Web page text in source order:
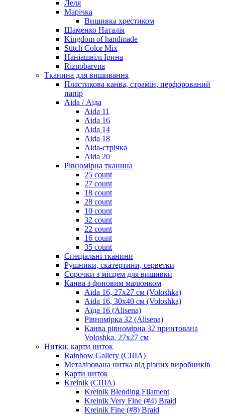
Леля
Марічка
Вишивка хрестиком
Шаменко Наталія
Kingdom of handmade
Stitch Color Mix
Наніашвілі Ірина
Riznobarvna
Тканина для вишивання
Пластикова канва, страмін, перфорований
папір
Aida / Аіда
Aida 11
Aida 16
Aida 14
Aida 18
Aida-стрічка
Aida 20
Рівномірна тканина
25 count
27 count
18 count
28 count
10 count
32 count
22 count
16 count
35 count
Спеціальні тканини
Рушники, скатертини, серветки
Сорочки з місцем для вишивки
Канва з фоновим малюнком
Aida 16, 27х27 см (Voloshka)
Aida 16, 30х40 см (Voloshka)
Аїда 16 (Alisena)
Рівномірка 32 (Alisena)
Канва рівномірна 32 принтована
Voloshka, 27х27 см
Нитки, карти ниток
Rainbow Gallery (США)
Металізована нитка від різних виробників
Карти ниток
Kreinik (США)
Kreinik Blending Filament
Kreinik Very Fine (#4) Braid
Kreinik Fine (#8) Braid